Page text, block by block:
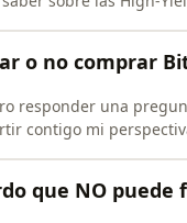
o no comprar
responder una
contigo mi
que NO